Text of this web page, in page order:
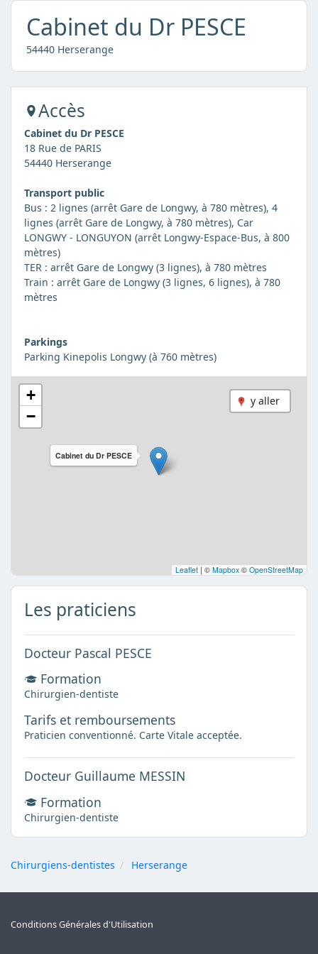
Cabinet du Dr PESCE
54440 Herserange
Accès
Cabinet du Dr PESCE
18 Rue de PARIS
54440 Herserange
Transport public
Bus : 2 lignes (arrêt Gare de Longwy, à 780 mètres), 4
lignes (arrêt Gare de Longwy, à 780 mètres), Car
LONGWY - LONGUYON (arrêt Longwy-Espace-Bus, à 800
mètres)
TER : arrêt Gare de Longwy (3 lignes), à 780 mètres
Train : arrêt Gare de Longwy (3 lignes, 6 lignes), à 780
mètres
Parkings
Parking Kinepolis Longwy (à 760 mètres)
y aller
Cabinet du Dr PESCE
+
−
Leaflet | © Mapbox © OpenStreetMap
Les praticiens
Docteur Pascal PESCE
Formation
Chirurgien-dentiste
Tarifs et remboursements
Praticien conventionné. Carte Vitale acceptée.
Docteur Guillaume MESSIN
Formation
Chirurgien-dentiste
Chirurgiens-dentistes Herserange
Conditions Générales d'Utilisation